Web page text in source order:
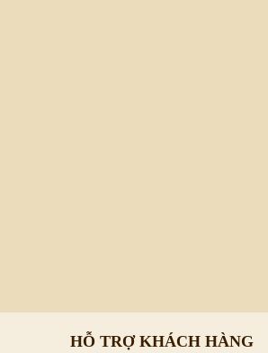
HỖ TRỢ KHÁCH HÀNG